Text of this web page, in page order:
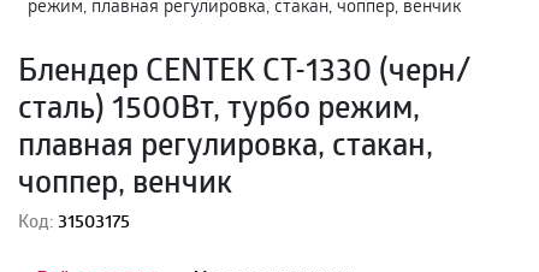
режим, плавная регулировка, стакан, чоппер, венчик
Блендер CENTEK CT-1330 (черн/
сталь) 1500Вт, турбо режим,
плавная регулировка, стакан,
чоппер, венчик
Код:31503175